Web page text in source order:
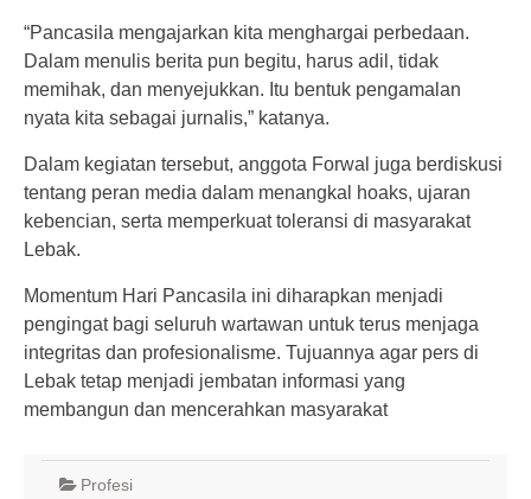
“Pancasila mengajarkan kita menghargai perbedaan.
Dalam menulis berita pun begitu, harus adil, tidak
memihak, dan menyejukkan. Itu bentuk pengamalan
nyata kita sebagai jurnalis,” katanya.
Dalam kegiatan tersebut, anggota Forwal juga berdiskusi
tentang peran media dalam menangkal hoaks, ujaran
kebencian, serta memperkuat toleransi di masyarakat
Lebak.
Momentum Hari Pancasila ini diharapkan menjadi
pengingat bagi seluruh wartawan untuk terus menjaga
integritas dan profesionalisme. Tujuannya agar pers di
Lebak tetap menjadi jembatan informasi yang
membangun dan mencerahkan masyarakat
Profesi